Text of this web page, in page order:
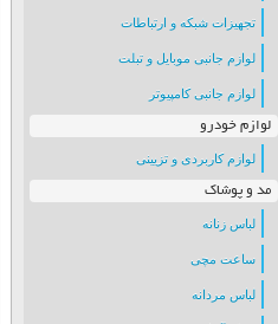
تجهیزات شبکه و ارتباطات
لوازم جانبی موبایل و تبلت
لوازم جانبی کامپیوتر
لوازم خودرو
لوازم کاربردی و تزیینی
مد و پوشاک
لباس زنانه
ساعت مچی
لباس مردانه